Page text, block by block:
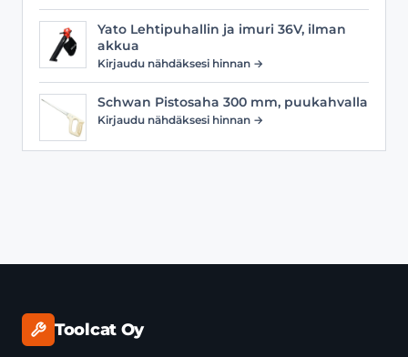
Yato Lehtipuhallin ja imuri 36V, ilman
akkua
Kirjaudu nähdäksesi hinnan →
Schwan Pistosaha 300 mm, puukahvalla
Kirjaudu nähdäksesi hinnan →
Toolcat Oy